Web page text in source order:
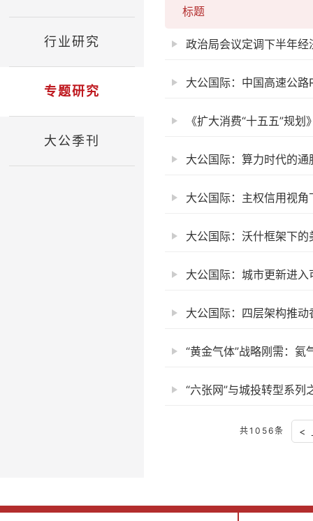
行业研究
专题研究
大公季刊
标题
政治局会议定调下半年
大公国际：中国高速公
《扩大消费“十五五”规
大公国际：算力时代的
大公国际：主权信用视
大公国际：沃什框架下
大公国际：城市更新进
大公国际：四层架构推
“黄金气体”战略刚需：
“六张网”与城投转型系列
共1056条 <